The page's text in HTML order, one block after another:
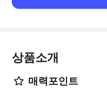
상품소개
매력포인트